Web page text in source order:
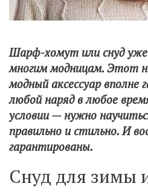
Шарф-хомут или снуд
многим модницам. Этот
модный аксессуар вполне
любой наряд в любое
условии — нужно
правильно и стильно. И
гарантированы.
Снуд для зимы